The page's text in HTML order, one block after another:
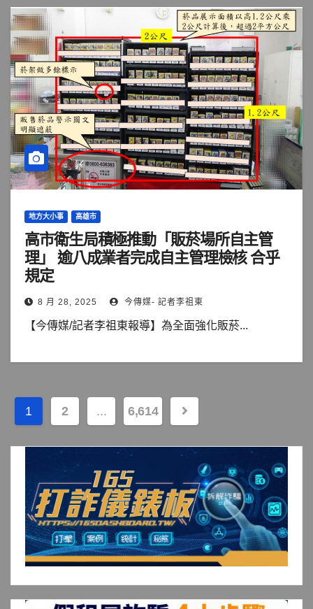
地方大小事 高雄市
高市衛生局積極推動「販菸場所自主管
理」 逾八成業者完成自主管理檢核 合乎
規定
8 月 28, 2025 今傳媒- 記者李祖東
【今傳媒/記者李祖東報導】為全面強化販菸...
文
章
頁
1 2 ... 6,614